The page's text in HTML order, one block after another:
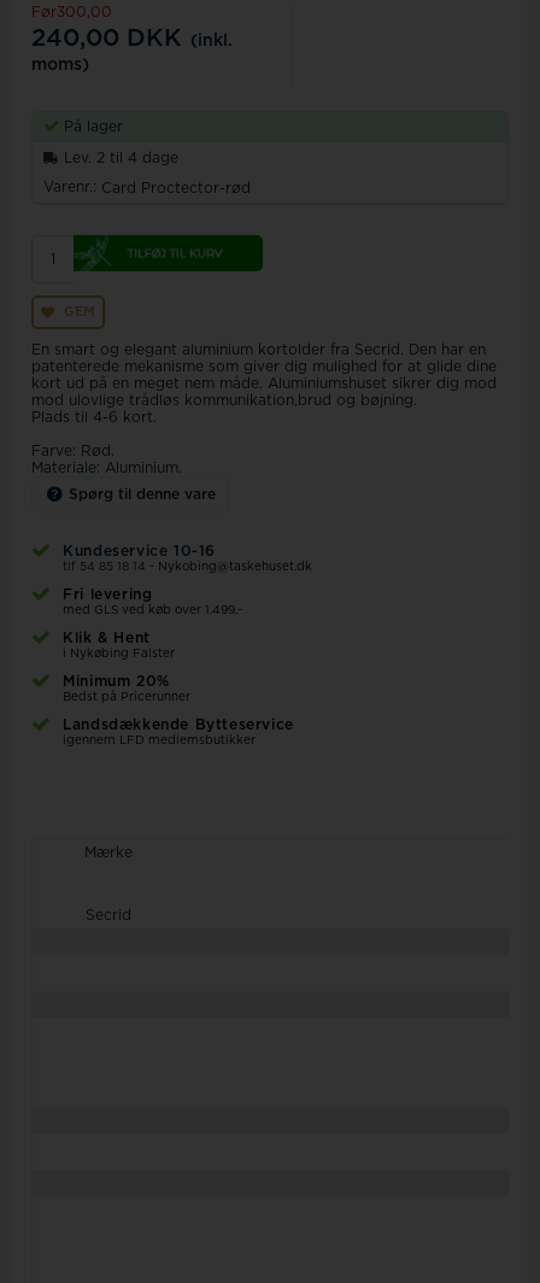
Før300,00
240,00 DKK
(inkl.
moms)
På lager
Lev. 2 til 4 dage
Varenr.: Card Proctector-rød
GEM
En smart og elegant aluminium kortolder fra Secrid. Den har en
patenterede mekanisme som giver dig mulighed for at glide dine
kort ud på en meget nem måde. Aluminiumshuset sikrer dig mod
mod ulovlige trådløs kommunikation,brud og bøjning.
Plads til 4-6 kort.
Farve: Rød.
Materiale: Aluminium.
Spørg til denne vare
Kundeservice 10-16
tlf 54 85 18 14 - Nykobing@taskehuset.dk
Fri levering
med GLS ved køb over 1.499,-
Klik & Hent
i Nykøbing Falster
Minimum 20%
Bedst på Pricerunner
Landsdækkende Bytteservice
igennem LFD medlemsbutikker
Mærke
Secrid